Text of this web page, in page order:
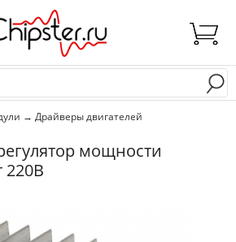
города..
→ Драйверы двигателей
мощности
220В